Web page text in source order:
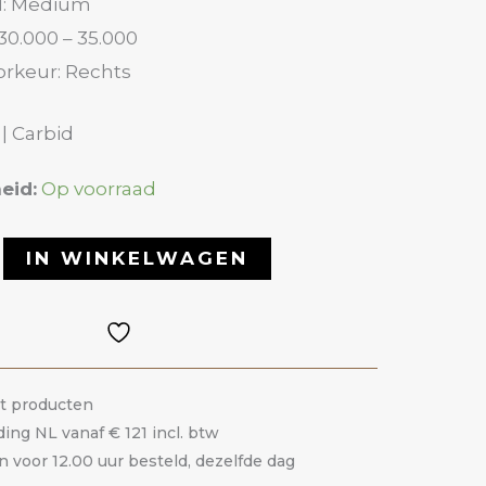
Medium
– 35.000
Rechts
Carbid
Op voorraad
IN WINKELWAGEN
producten
NL vanaf € 121 incl. btw
voor 12.00 uur besteld, dezelfde dag